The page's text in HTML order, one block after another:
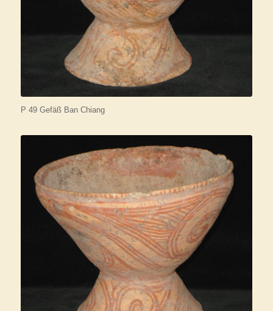
P 49 Gefäß Ban Chiang